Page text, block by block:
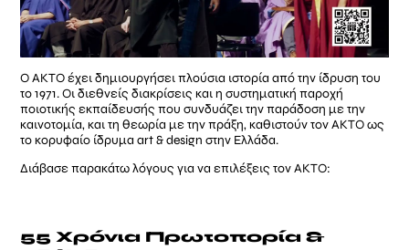
Ο ΑΚΤΟ έχει δημιουργήσει πλούσια ιστορία από την ίδρυση του
το 1971. Οι διεθνείς διακρίσεις και η συστηματική παροχή
ποιοτικής εκπαίδευσής που συνδυάζει την παράδοση με την
καινοτομία, και τη θεωρία με την πράξη, καθιστούν τον ΑΚΤΟ ως
το κορυφαίο ίδρυμα art & design στην Ελλάδα.
Διάβασε παρακάτω λόγους για να επιλέξεις τον ΑΚΤΟ:
55 Χρόνια Πρωτοπορία &